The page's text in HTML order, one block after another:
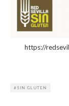
https://
SIN GLUTEN